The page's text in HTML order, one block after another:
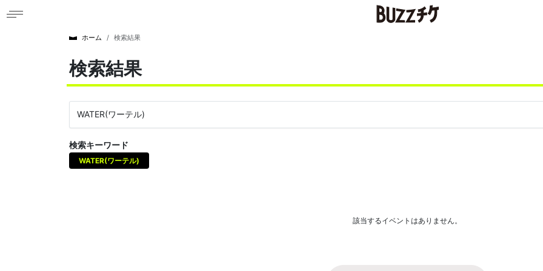
ホーム 検索結果
検索結果
検索キーワード
WATER(ワーテル)
該当するイベントはありません。